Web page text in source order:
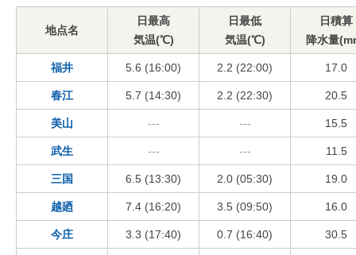
地点名
日最高
気温(℃)
日最低
気温(℃)
日積算
降水量
福井 5.6 (16:00) 2.2 (22:00) 17.0
春江 5.7 (14:30) 2.2 (22:30) 20.5
美山 --- --- 15.5
武生 --- --- 11.5
三国 6.5 (13:30) 2.0 (05:30) 19.0
越廼 7.4 (16:20) 3.5 (09:50) 16.0
今庄 3.3 (17:40) 0.7 (16:40) 30.5